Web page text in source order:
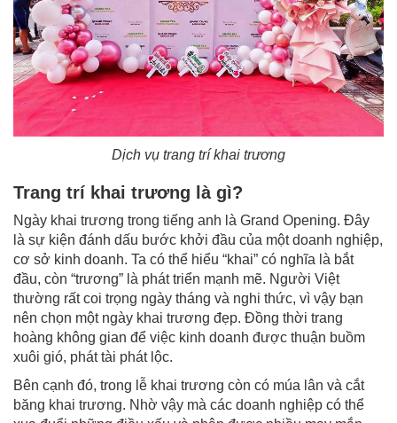
Dịch vụ trang trí khai trương
Trang trí khai trương là gì?
Ngày khai trương trong tiếng anh là Grand Opening. Đây
là sự kiện đánh dấu bước khởi đầu của một doanh nghiệp,
cơ sở kinh doanh. Ta có thể hiểu “khai” có nghĩa là bắt
đầu, còn “trương” là phát triển mạnh mẽ. Người Việt
thường rất coi trọng ngày tháng và nghi thức, vì vậy bạn
nên chọn một ngày khai trương đẹp. Đồng thời trang
hoàng không gian để việc kinh doanh được thuận buồm
xuôi gió, phát tài phát lộc.
Bên cạnh đó, trong lễ khai trương còn có múa lân và cắt
băng khai trương. Nhờ vậy mà các doanh nghiệp có thể